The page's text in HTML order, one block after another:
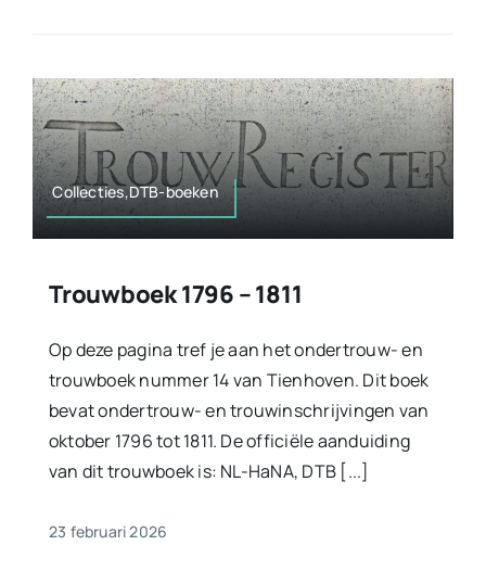
Collecties,DTB-boeken
Trouwboek 1796 – 1811
Op deze pagina tref je aan het ondertrouw- en
trouwboek nummer 14 van Tienhoven. Dit boek
bevat ondertrouw- en trouwinschrijvingen van
oktober 1796 tot 1811. De officiële aanduiding
van dit trouwboek is: NL-HaNA, DTB [...]
23 februari 2026